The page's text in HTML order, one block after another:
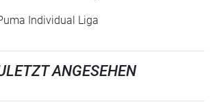
Individual Liga
ANGESEHEN